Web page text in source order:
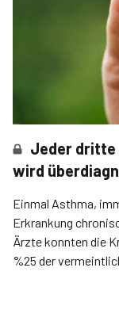
Jeder dritte
wird
Einmal Asthma,
Erkrankung
Ärzte konnten die
%25 der